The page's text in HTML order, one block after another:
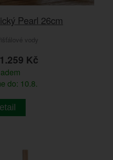
Pearl 26cm
vody
Kč
do: 10.8.